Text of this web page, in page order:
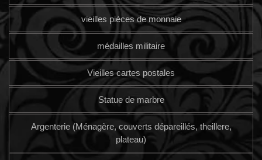
vieilles pièces de monnaie
médailles militaire
Vieilles cartes postales
Statue de marbre
Argenterie (Ménagère, couverts dépareillés, theillere,
plateau)